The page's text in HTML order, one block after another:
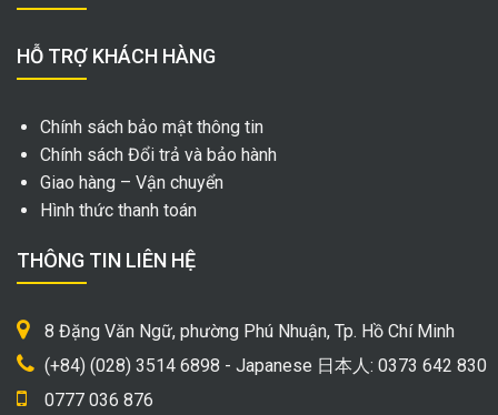
HỖ TRỢ KHÁCH HÀNG
Chính sách bảo mật thông tin
Chính sách Đổi trả và bảo hành
Giao hàng – Vận chuyển
Hình thức thanh toán
THÔNG TIN LIÊN HỆ
8 Đặng Văn Ngữ, phường Phú Nhuận, Tp. Hồ Chí Minh
(+84) (028) 3514 6898 - Japanese 日本人: 0373 642 830
0777 036 876